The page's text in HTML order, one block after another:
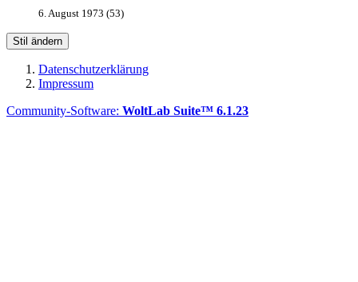
6. August 1973 (53)
Stil ändern
Datenschutzerklärung
Impressum
Community-Software: WoltLab Suite™ 6.1.23